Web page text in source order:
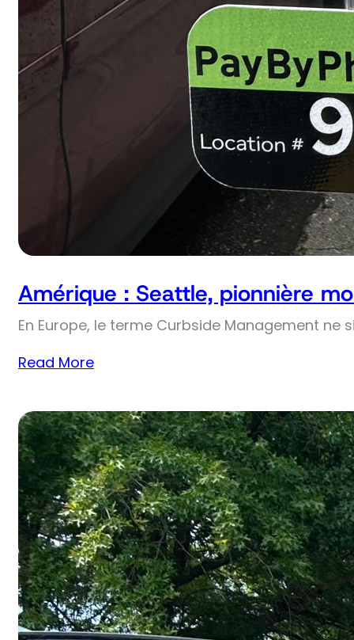
Amérique : Seattle, pionnière
En Europe, le terme Curbside Management ne
Read More